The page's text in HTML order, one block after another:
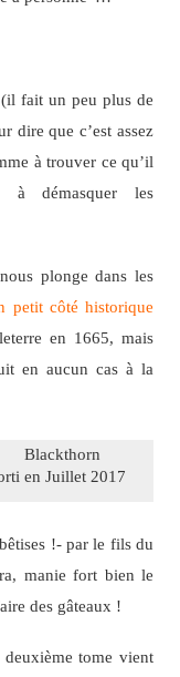
(il fait un peu plus de
dire que c’est assez
à trouver ce qu’il
à démasquer les
plonge dans les
petit côté historique
en 1665, mais
en aucun cas à la
en Juillet 2017
!- par le fils du
manie fort bien le
des gâteaux !
tome vient